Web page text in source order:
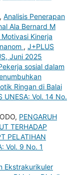
Analisis Penerapan
Ala Bernard M
Kinerja
, J+PLUS
Juni 2025
sosial dalam
Ringan di Balai
UNESA: Vol. 14 No.
PENGARUH
TERHADAP
PELATIHAN
Vol. 9 No. 1
Ekstrakurikuler